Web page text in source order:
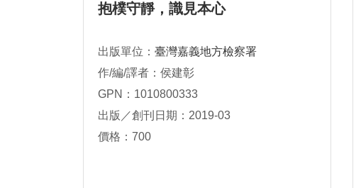
抱樸守靜，識見本心
出版單位： 臺灣嘉義地方檢察署
作/編/譯者：侯建彰
GPN：1010800333
出版／創刊日期：2019-03
價格：700